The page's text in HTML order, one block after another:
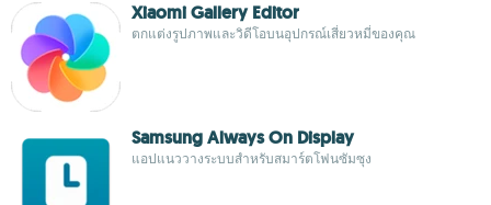
Xiaomi Gallery Editor
ตกแต่งรูปภาพและวิดีโอบนอุปกรณ์เสี่ยวหมี่ของคุณ
Samsung Always On Display
แอปแนววางระบบสำหรับสมาร์ตโฟนซัมซุง